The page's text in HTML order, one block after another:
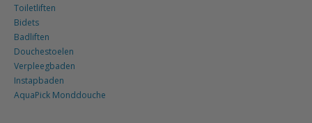
Toiletliften
Bidets
Badliften
Douchestoelen
Verpleegbaden
Instapbaden
AquaPick Monddouche